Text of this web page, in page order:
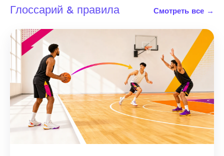
Глоссарий & правила Смотреть все →